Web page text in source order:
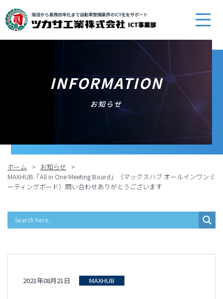
INFORMATION
お知らせ
ホーム
お知らせ
MAXHUB「All in One Meeting Board」（マックスハブ オールインワンミ
ーティングボード）問い合わせありがとうございます
2021年08月21日 MAXHUB